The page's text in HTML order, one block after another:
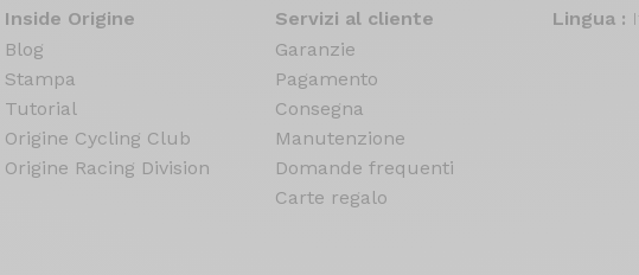
Inside Origine
Blog
Stampa
Tutorial
Origine Cycling Club
Origine Racing Division
Servizi al cliente
Garanzie
Pagamento
Consegna
Manutenzione
Domande frequenti
Carte regalo
Lingua :